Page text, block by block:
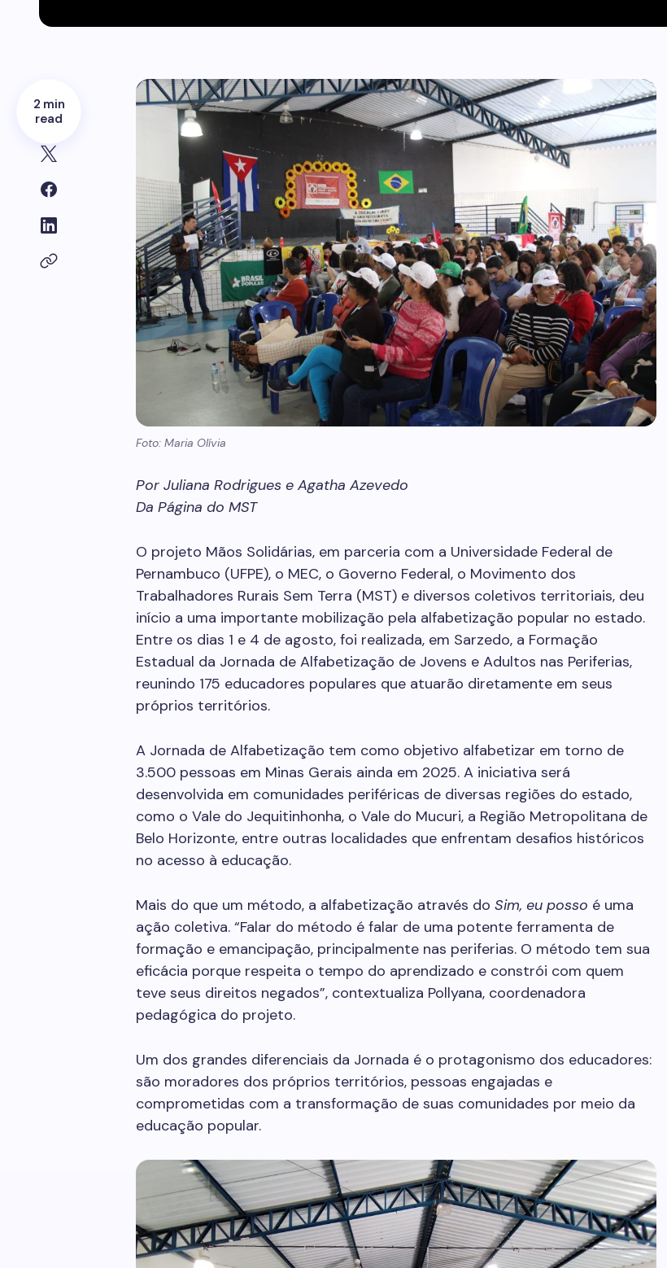
2 min
read
Foto: Maria Olívia
Por Juliana Rodrigues e Agatha Azevedo
Da Página do MST
O projeto Mãos Solidárias, em parceria com a Universidade Federal de
Pernambuco (UFPE), o MEC, o Governo Federal, o Movimento dos
Trabalhadores Rurais Sem Terra (MST) e diversos coletivos territoriais, deu
início a uma importante mobilização pela alfabetização popular no estado.
Entre os dias 1 e 4 de agosto, foi realizada, em Sarzedo, a Formação
Estadual da Jornada de Alfabetização de Jovens e Adultos nas Periferias,
reunindo 175 educadores populares que atuarão diretamente em seus
próprios territórios.
A Jornada de Alfabetização tem como objetivo alfabetizar em torno de
3.500 pessoas em Minas Gerais ainda em 2025. A iniciativa será
desenvolvida em comunidades periféricas de diversas regiões do estado,
como o Vale do Jequitinhonha, o Vale do Mucuri, a Região Metropolitana de
Belo Horizonte, entre outras localidades que enfrentam desafios históricos
no acesso à educação.
Mais do que um método, a alfabetização através do Sim, eu posso é uma
ação coletiva. “Falar do método é falar de uma potente ferramenta de
formação e emancipação, principalmente nas periferias. O método tem sua
eficácia porque respeita o tempo do aprendizado e constrói com quem
teve seus direitos negados”, contextualiza Pollyana, coordenadora
pedagógica do projeto.
Um dos grandes diferenciais da Jornada é o protagonismo dos educadores:
são moradores dos próprios territórios, pessoas engajadas e
comprometidas com a transformação de suas comunidades por meio da
educação popular.